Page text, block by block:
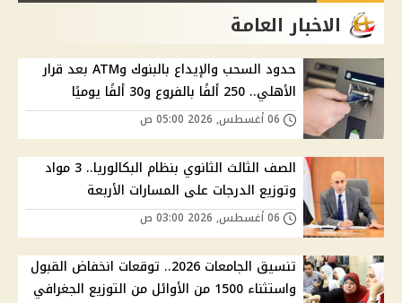
الاخبار العامة
حدود السحب والإيداع بالبنوك وATM بعد قرار
الأهلي.. 250 ألفًا بالفروع و30 ألفًا يوميًا
الصف الثالث الثانوي بنظام البكالوريا.. 3 مواد
وتوزيع الدرجات على المسارات الأربعة
تنسيق الجامعات 2026.. توقعات انخفاض القبول
واستثناء 1500 من الأوائل من التوزيع الجغرافي